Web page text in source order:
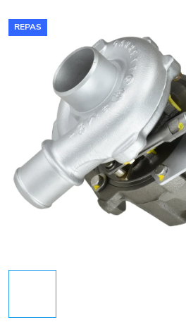
REPAS